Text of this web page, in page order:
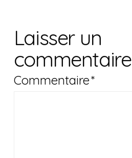
Laisser un
commentaire
Commentaire*